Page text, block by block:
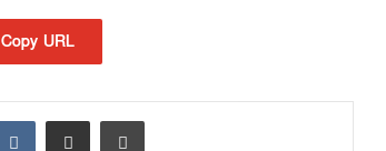
Copy URL
VKontakte